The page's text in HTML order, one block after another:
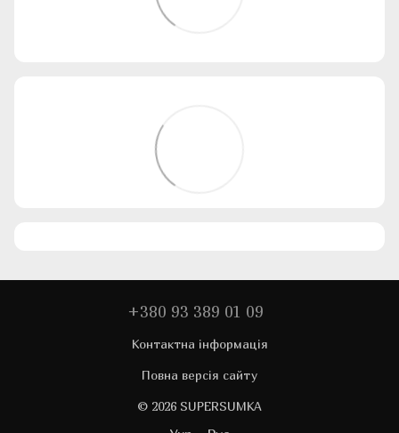
+380 93 389 01 09
Контактна інформація
Повна версія сайту
© 2026 SUPERSUMKA